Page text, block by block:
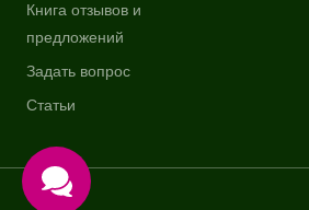
Книга отзывов и
предложений
Задать вопрос
Статьи